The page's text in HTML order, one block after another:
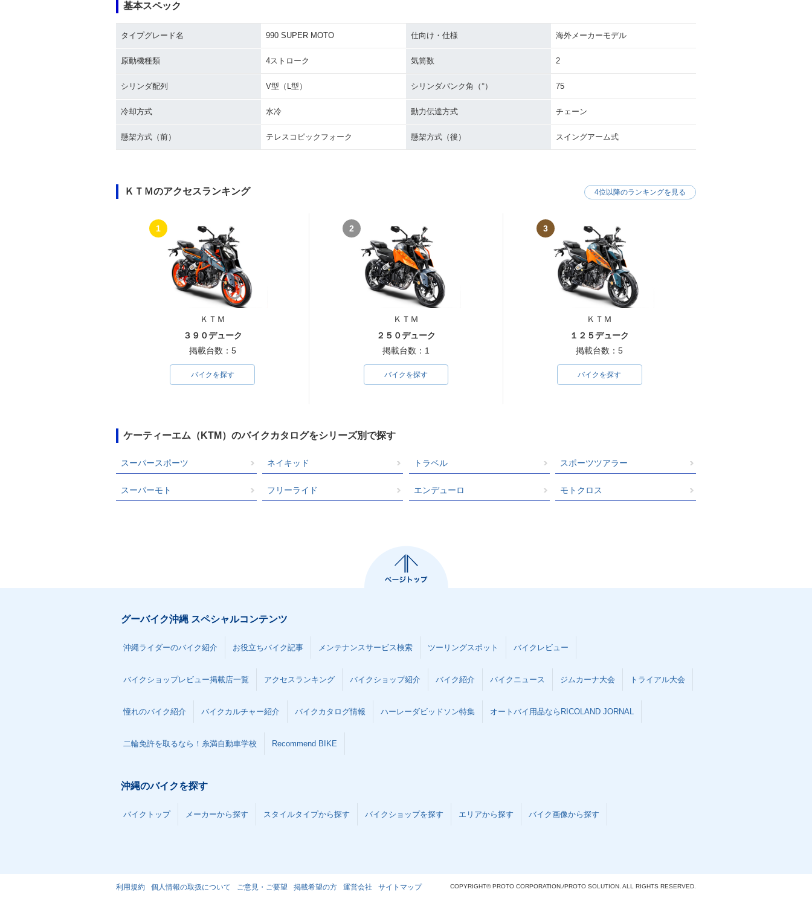
基本スペック
タイプグレード名 990 SUPER MOTO 仕向け・仕様 海外メーカーモデル
原動機種類 4ストローク 気筒数 2
シリンダ配列 V型（L型） シリンダバンク角（°） 75
冷却方式 水冷 動力伝達方式 チェーン
懸架方式（前） テレスコピックフォーク 懸架方式（後） スイングアーム式
ＫＴＭのアクセスランキング
1
ＫＴＭ
３９０デューク
掲載台数：5
バイクを探す
2
ＫＴＭ
２５０デューク
掲載台数：1
バイクを探す
3
ＫＴＭ
１２５デューク
掲載台数：5
バイクを探す
4位以降のランキングを見る
ケーティーエム（KTM）のバイクカタログをシリーズ別で探す
スーパースポーツ ネイキッド トラベル スポーツツアラー
スーパーモト フリーライド エンデューロ モトクロス
グーバイク沖縄 スペシャルコンテンツ
沖縄ライダーのバイク紹介 お役立ちバイク記事 メンテナンスサービス検索 ツーリングスポット バイクレビュー
バイクショップレビュー掲載店一覧 アクセスランキング バイクショップ紹介 バイク紹介 バイクニュース ジムカーナ大会 トライアル大会
憧れのバイク紹介 バイクカルチャー紹介 バイクカタログ情報 ハーレーダビッドソン特集 オートバイ用品ならRICOLAND JORNAL
二輪免許を取るなら！糸満自動車学校 Recommend BIKE
沖縄のバイクを探す
バイクトップ メーカーから探す スタイルタイプから探す バイクショップを探す エリアから探す バイク画像から探す
利用規約 個人情報の取扱について ご意見・ご要望 掲載希望の方 運営会社 サイトマップ COPYRIGHT© PROTO CORPORATION./PROTO SOLUTION. ALL RIGHTS RESERVED.